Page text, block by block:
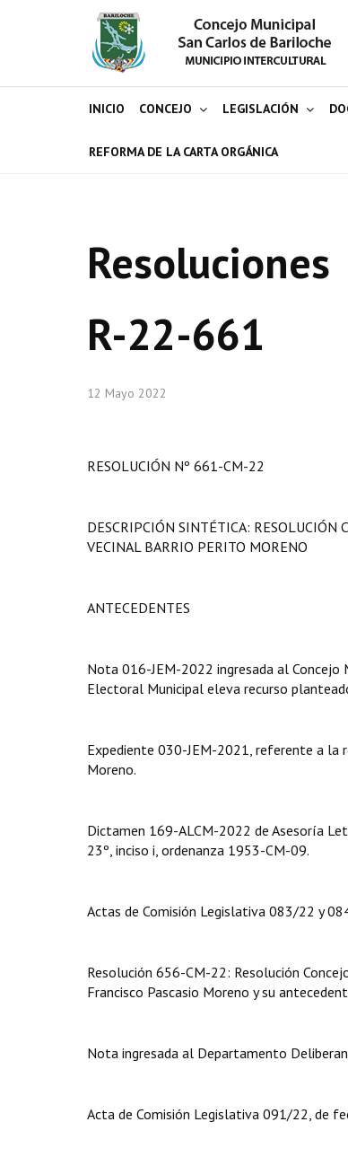
INICIO CONCEJO LEGISLACIÓN
REFORMA DE LA CARTA ORGÁNICA
Resoluciones
R-22-661
12 Mayo 2022
RESOLUCIÓN Nº 661-CM-22
DESCRIPCIÓN SINTÉTICA: RESOLUCIÓN
VECINAL BARRIO PERITO MORENO
ANTECEDENTES
Nota 016-JEM-2022 ingresada al Concejo
Electoral Municipal eleva recurso
Expediente 030-JEM-2021, referente a la
Moreno.
Dictamen 169-ALCM-2022 de Asesoría
23º, inciso i, ordenanza 1953-CM-09.
Actas de Comisión Legislativa 083/22 y
Resolución 656-CM-22: Resolución
Francisco Pascasio Moreno y su
Nota ingresada al Departamento
Acta de Comisión Legislativa 091/22, de